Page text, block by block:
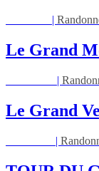
|
Le Grand
|
Le Grand
|